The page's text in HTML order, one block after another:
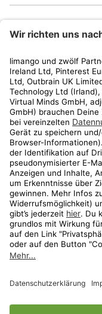
Kundenservice
Shop
Aktionen
Travel